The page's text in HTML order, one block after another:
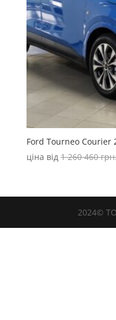
Ford Tourneo Courier
ціна від 1 260 460
2024©